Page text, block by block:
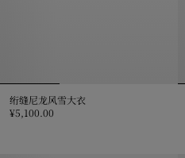
绗缝尼龙风雪大衣
¥5,100.00